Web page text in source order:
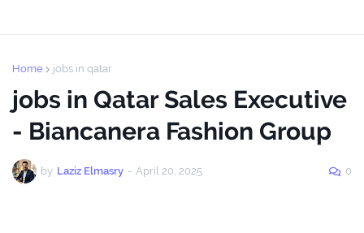
Home jobs in qatar
jobs in Qatar Sales Executive
- Biancanera Fashion Group
by Laziz Elmasry - April 20, 2025 0